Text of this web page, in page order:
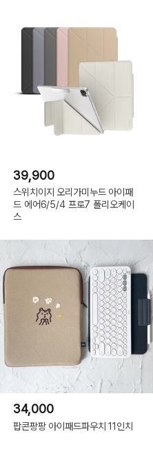
39,900
스위치이지 오리가미누드 아이패
드 에어6/5/4 프로7 폴리오케이
스
34,000
팝콘팡팡 아이패드파우치 11인치